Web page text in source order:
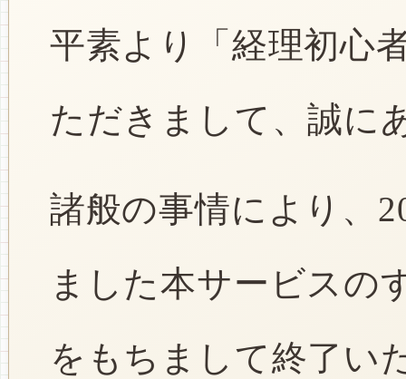
平素より「経理初心
ただきまして、誠に
諸般の事情により、
ました本サービスの
をもちまして終了い